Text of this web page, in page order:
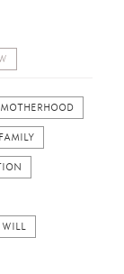
FAMILY
WILL